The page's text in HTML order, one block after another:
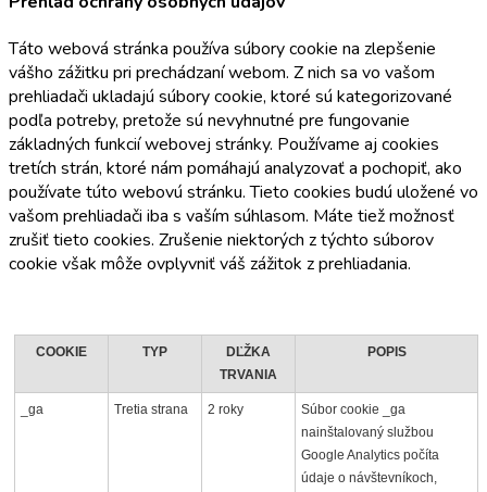
Táto webová stránka používa súbory cookie na zlepšenie
vášho zážitku pri prechádzaní webom. Z nich sa vo vašom
prehliadači ukladajú súbory cookie, ktoré sú kategorizované
podľa potreby, pretože sú nevyhnutné pre fungovanie
základných funkcií webovej stránky. Používame aj cookies
tretích strán, ktoré nám pomáhajú analyzovať a pochopiť, ako
používate túto webovú stránku. Tieto cookies budú uložené vo
vašom prehliadači iba s vaším súhlasom. Máte tiež možnosť
zrušiť tieto cookies. Zrušenie niektorých z týchto súborov
cookie však môže ovplyvniť váš zážitok z prehliadania.
COOKIE TYP
DĽŽKA
TRVANIA
POPIS
_ga Tretia strana 2 roky
Súbor cookie _ga
nainštalovaný službou
Google Analytics počíta
údaje o návštevníkoch,